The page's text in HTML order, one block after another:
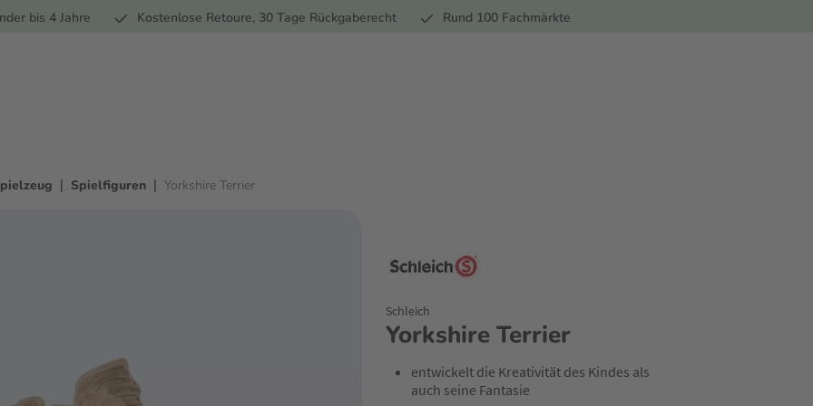
bis 4 Jahre Kostenlose Retoure, 30 Tage Rückgaberecht Rund 100 Fachmärkte
| Spielfiguren | Yorkshire Terrier
Yorkshire Terrier
Schleich
entwickelt die Kreativität des Kindes als
auch seine Fantasie